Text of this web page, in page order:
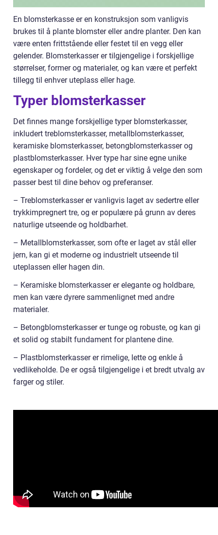
En blomsterkasse er en konstruksjon som vanligvis
brukes til å plante blomster eller andre planter. Den kan
være enten frittstående eller festet til en vegg eller
gelender. Blomsterkasser er tilgjengelige i forskjellige
størrelser, former og materialer, og kan være et perfekt
tillegg til enhver uteplass eller hage.
Typer blomsterkasser
Det finnes mange forskjellige typer blomsterkasser,
inkludert treblomsterkasser, metallblomsterkasser,
keramiske blomsterkasser, betongblomsterkasser og
plastblomsterkasser. Hver type har sine egne unike
egenskaper og fordeler, og det er viktig å velge den som
passer best til dine behov og preferanser.
– Treblomsterkasser er vanligvis laget av sedertre eller
trykkimpregnert tre, og er populære på grunn av deres
naturlige utseende og holdbarhet.
– Metallblomsterkasser, som ofte er laget av stål eller
jern, kan gi et moderne og industrielt utseende til
uteplassen eller hagen din.
– Keramiske blomsterkasser er elegante og holdbare,
men kan være dyrere sammenlignet med andre
materialer.
– Betongblomsterkasser er tunge og robuste, og kan gi
et solid og stabilt fundament for plantene dine.
– Plastblomsterkasser er rimelige, lette og enkle å
vedlikeholde. De er også tilgjengelige i et bredt utvalg av
farger og stiler.